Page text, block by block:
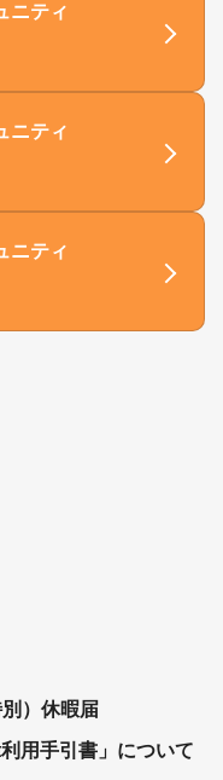
ニティ
ニティ
ニティ
）休暇届
用手引書」について